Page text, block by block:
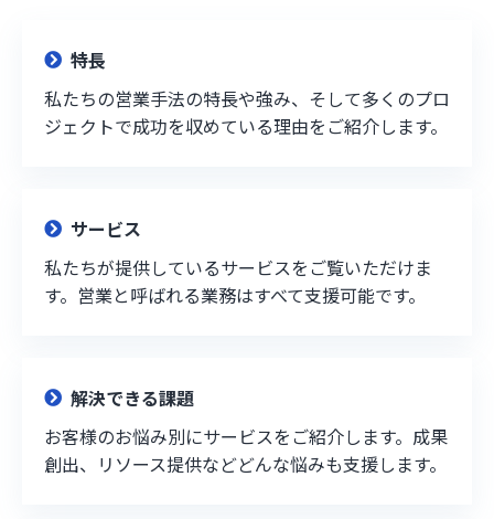
特長
私たちの営業手法の特長や強み、そして多くのプロ
ジェクトで成功を収めている理由をご紹介します。
サービス
私たちが提供しているサービスをご覧いただけま
す。営業と呼ばれる業務はすべて支援可能です。
解決できる課題
お客様のお悩み別にサービスをご紹介します。成果
創出、リソース提供などどんな悩みも支援します。